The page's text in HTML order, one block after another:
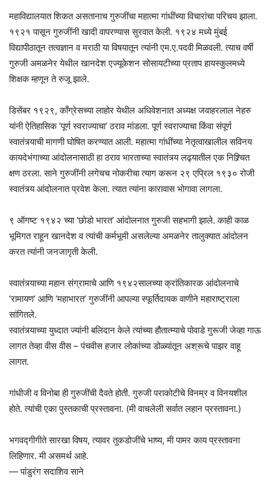
महाविद्यालयात शिकत असतानाच गुरुजींचा महात्मा गांधींच्या विचारांचा परिचय झाला.
१९२१ पासून गुरुजींनी खादी वापरण्यास सुरवात केली. १९२४ मध्ये मुंबई
विद्यापीठातून तत्वज्ञान व मराठी या विषयातून त्यांनी एम.ए.पदवी मिळवली. त्याच वर्षी
गुरुजी अमळनेर येथील खानदेश एज्यूकेशन सोसायटीच्या प्रताप हायस्कुलमध्ये
शिक्षक म्हणून ते रुजू झाले.
डिसेंबर १९२९, काँग्रेसच्या लाहोर येथील अधिवेशनात अध्यक्ष जवाहरलाल नेहरु
यांनी ऐतिहासिक ‘पूर्ण स्वराज्याचा’ ठराव मांडला. पूर्ण स्वराज्याचा किंवा संपूर्ण
स्वातंत्र्याची मागणी घोषित करण्यात आली. महात्मा गांधींच्या नेतृत्वाखालील सविनय
कायदेभंगाच्या आंदोलनासाठी हा ठराव भारताच्या स्वातंत्र्य लढ्यातील एक निश्र्चित
क्षण ठरला. साने गुरुजींनी लगेचच नोकरीचा त्याग करून २९ एप्रिल १९३० रोजी
स्वातंत्र्य आंदोलनात प्रवेश केला. त्यात त्यांना कारावास भोगावा लागला.
९ ऑगष्ट १९४२ च्या ‘छोडो भारत’ आंदोलनात गुरुजी सहभागी झाले. काही काळ
भूमिगत राहून खानदेश व त्यांची कर्मभूमी असलेल्या अमळनेर तालुक्यात आंदोलन
करत त्यांनी जनजागृती केली.
स्वातंत्र्याच्या महान संग्रामाचे आणि १९४२सालच्या क्रांतिकारक आंदोलनाचे
‘रामायण’ आणि ‘महाभारत’ गुरुजींनी आपल्या स्फूर्तिदायक वाणीने महाराष्ट्राला
सांगितले.
स्वातंत्र्याच्या युध्दात ज्यांनी बलिदान केले त्यांच्या हौतात्म्याचे पोवाडे गुरूजी जेव्हा गाऊ
लागत तेव्हा वीस वीस – पंचवीस हजार लोकांच्या डोळ्यांतून अश्रूचे पाझर वाहू
लागत.
गांधीजी व विनोबा ही गुरुजींची दैवते होती. गुरुजी पराकोटीचे विनम्र व विनयशील
होते. त्यांची एका पुस्तकाची प्रस्तावना. (मी वाचलेली सर्वात लहान प्रस्तावना.)
भगवद्गीगीते सारखा विषय, त्यावर तुकडोजींचे भाष्य, मी पामर काय प्रस्तावना
लिहिणार. मी असमर्थ आहे.
— पांडुरंग सदाशिव साने